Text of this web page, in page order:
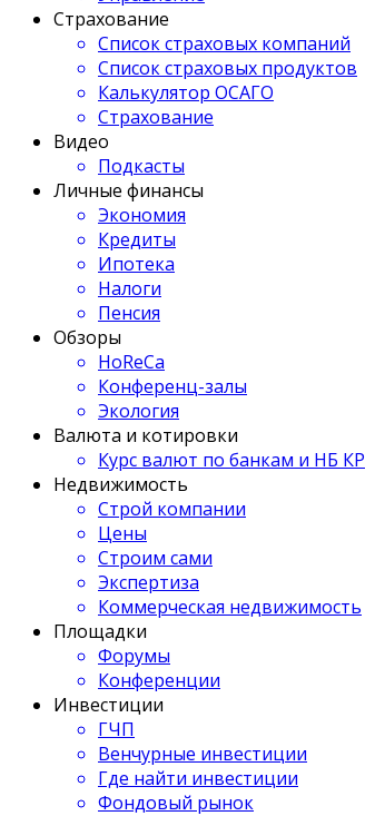
Страхование
Список страховых компаний
Список страховых продуктов
Калькулятор ОСАГО
Страхование
Видео
Подкасты
Личные финансы
Экономия
Кредиты
Ипотека
Налоги
Пенсия
Обзоры
HoReCa
Конференц-залы
Экология
Валюта и котировки
Курс валют по банкам и НБ КР
Недвижимость
Строй компании
Цены
Строим сами
Экспертиза
Коммерческая недвижимость
Площадки
Форумы
Конференции
Инвестиции
ГЧП
Венчурные инвестиции
Где найти инвестиции
Фондовый рынок